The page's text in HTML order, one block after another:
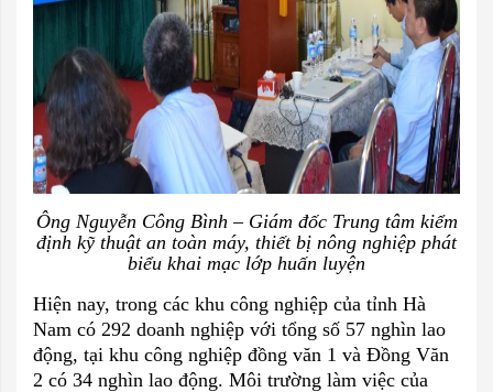
Ông Nguyễn Công Bình – Giám đốc Trung tâm kiểm
định kỹ thuật an toàn máy, thiết bị nông nghiệp phát
biểu khai mạc lớp huấn luyện
Hiện nay, trong các khu công nghiệp của tỉnh Hà
Nam có 292 doanh nghiệp với tổng số 57 nghìn lao
động, tại khu công nghiệp đồng văn 1 và Đồng Văn
2 có 34 nghìn lao động. Môi trường làm việc của